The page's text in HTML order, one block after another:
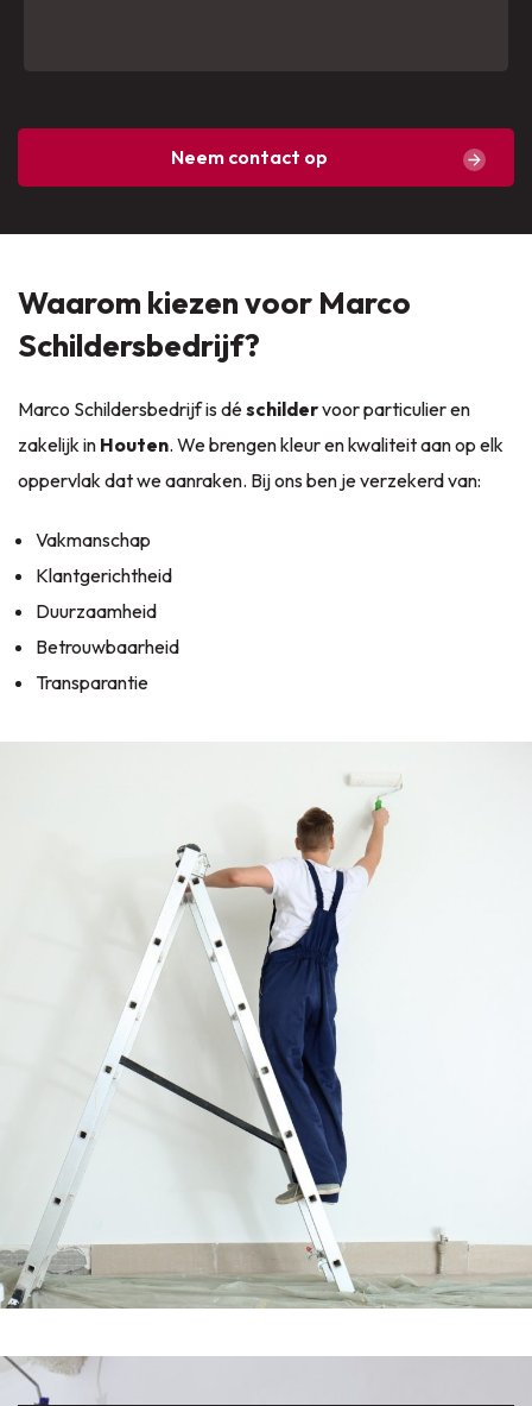
Neem contact op
Waarom kiezen voor Marco
Schildersbedrijf?
Marco Schildersbedrijf is déschildervoor particulier en
zakelijk in Houten. We brengen kleur en kwaliteit aan op elk
oppervlak dat we aanraken. Bij ons ben je verzekerd van:
Vakmanschap
Klantgerichtheid
Duurzaamheid
Betrouwbaarheid
Transparantie